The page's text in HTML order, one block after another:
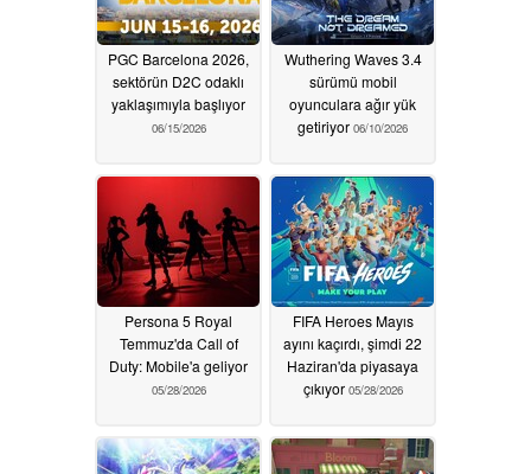
PGC Barcelona 2026,
sektörün D2C odaklı
yaklaşımıyla başlıyor
06/15/2026
Wuthering Waves 3.4
sürümü mobil
oyunculara ağır yük
getiriyor 06/10/2026
Persona 5 Royal
Temmuz'da Call of
Duty: Mobile'a geliyor
05/28/2026
FIFA Heroes Mayıs
ayını kaçırdı, şimdi 22
Haziran'da piyasaya
çıkıyor 05/28/2026